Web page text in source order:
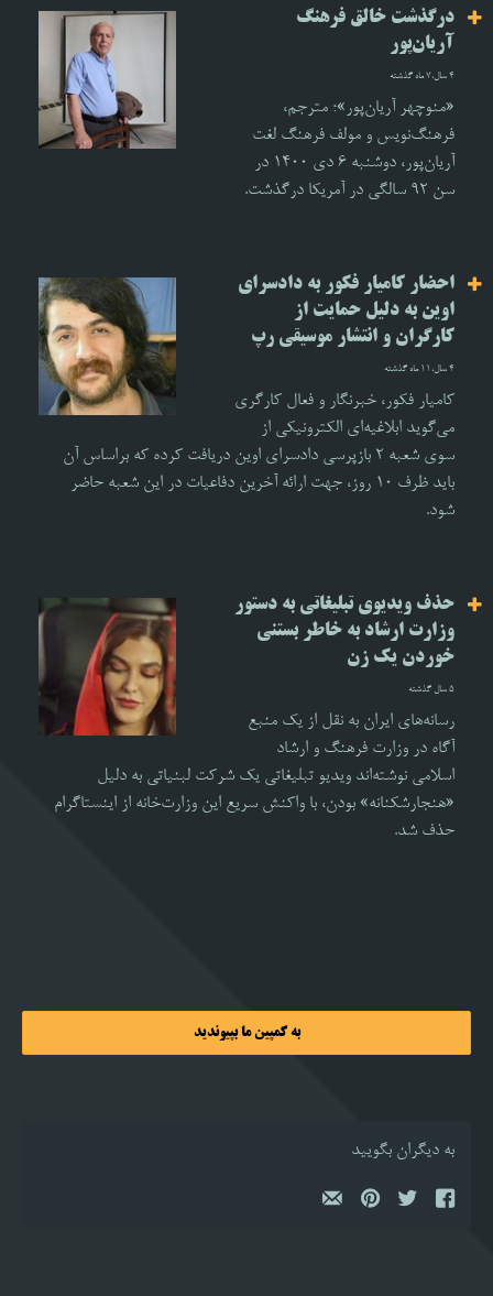
درگذشت خالق فرهنگ
آریان‌پور
4 سال،7 ماه گذشته
«منوچهر آریان‌پور»؛ مترجم،
فرهنگ‌نویس و مولف فرهنگ لغت
آریان‌پور، دوشنبه ۶ دی ۱۴۰۰ در
سن ۹۲ سالگی در آمریکا درگذشت.
احضار کامیار فکور به دادسرای
اوین به دلیل حمایت از
کارگران و انتشار موسیقی رپ
4 سال،11 ماه گذشته
کامیار فکور، خبرنگار و فعال کارگری
می‌گوید ابلاغیه‌ای الکترونیکی از
سوی شعبه ۲ بازپرسی دادسرای اوین دریافت کرده که براساس آن
باید ظرف ۱۰ روز، جهت ارائه آخرین دفاعیات در این شعبه حاضر
شود.
حذف ویدیوی تبلیغاتی به دستور
وزارت ارشاد به خاطر بستنی
خوردن یک زن
5 سال گذشته
رسانه‌های ایران به نقل از یک منبع
آگاه در وزارت فرهنگ و ارشاد
اسلامی نوشته‌اند ویدیو تبلیغاتی یک شرکت لبنیاتی به دلیل
«هنجارشکنانه» بودن، با واکنش سریع این وزارت‌خانه از اینستاگرام
حذف شد.
به کمپین ما بپیوندید
به دیگران بگویید